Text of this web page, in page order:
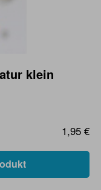
klein
1,95 €